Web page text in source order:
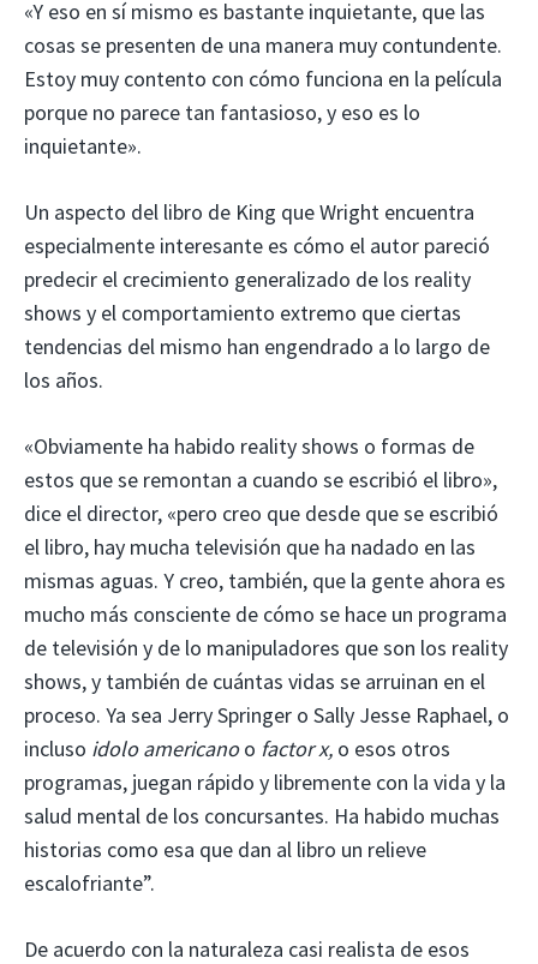
«Y eso en sí mismo es bastante inquietante, que las
cosas se presenten de una manera muy contundente.
Estoy muy contento con cómo funciona en la película
porque no parece tan fantasioso, y eso es lo
inquietante».
Un aspecto del libro de King que Wright encuentra
especialmente interesante es cómo el autor pareció
predecir el crecimiento generalizado de los reality
shows y el comportamiento extremo que ciertas
tendencias del mismo han engendrado a lo largo de
los años.
«Obviamente ha habido reality shows o formas de
estos que se remontan a cuando se escribió el libro»,
dice el director, «pero creo que desde que se escribió
el libro, hay mucha televisión que ha nadado en las
mismas aguas. Y creo, también, que la gente ahora es
mucho más consciente de cómo se hace un programa
de televisión y de lo manipuladores que son los reality
shows, y también de cuántas vidas se arruinan en el
proceso. Ya sea Jerry Springer o Sally Jesse Raphael, o
incluso idolo americanoo factor x, o esos otros
programas, juegan rápido y libremente con la vida y la
salud mental de los concursantes. Ha habido muchas
historias como esa que dan al libro un relieve
escalofriante”.
De acuerdo con la naturaleza casi realista de esos